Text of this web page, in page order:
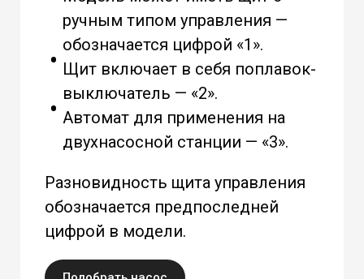
ручным типом управления —
обозначается цифрой «1».
Щит включает в себя поплавок-
выключатель — «2».
Автомат для применения на
двухнасосной станции — «3».
Разновидность щита управления
обозначается предпоследней
цифрой в модели.